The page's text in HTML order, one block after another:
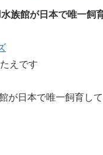
族館が日本で唯一飼
えです
が日本で唯一飼育し